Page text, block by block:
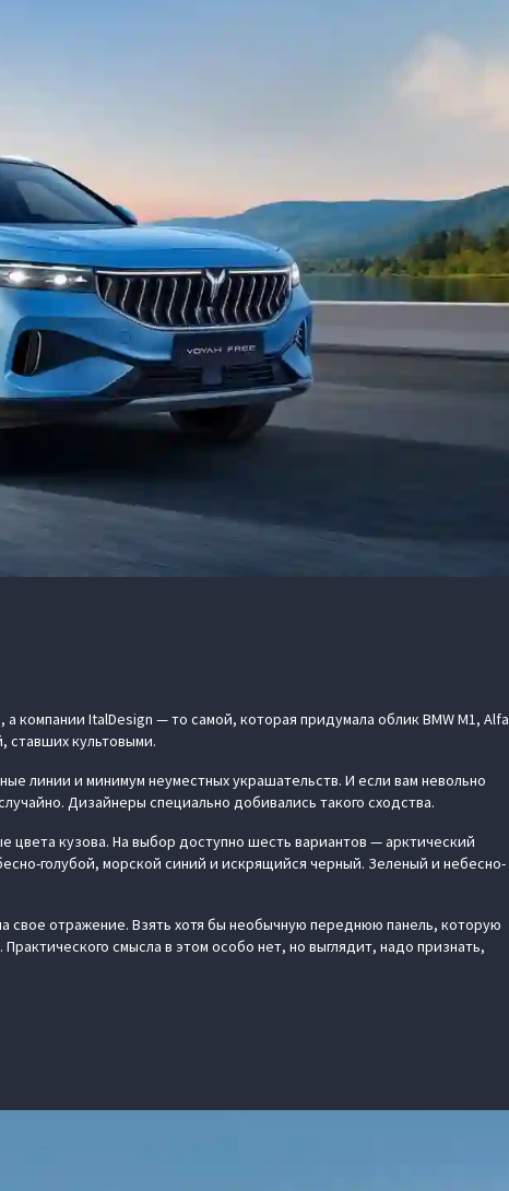
компании ItalDesign — то самой, которая придумала облик BMW M1, Alfa
ставших культовыми.
линии и минимум неуместных украшательств. И если вам невольно
Дизайнеры специально добивались такого сходства.
цвета кузова. На выбор доступно шесть вариантов — арктический
голубой, морской синий и искрящийся черный. Зеленый и небесно-
свое отражение. Взять хотя бы необычную переднюю панель, которую
смысла в этом особо нет, но выглядит, надо признать,